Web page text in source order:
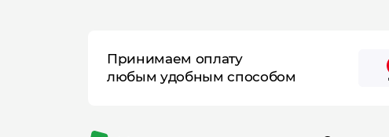
Принимаем оплату
любым удобным способом